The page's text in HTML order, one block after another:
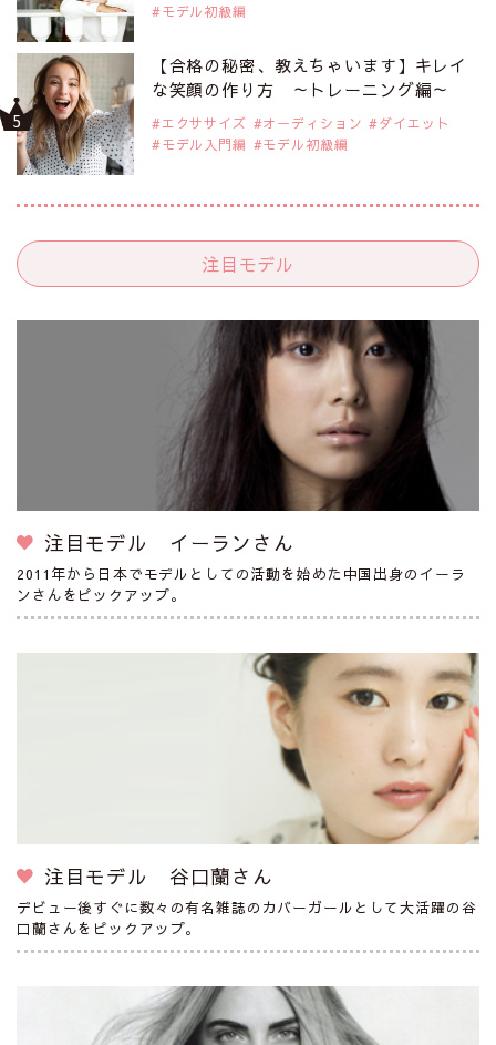
モデル初級編
【合格の秘密、教えちゃいます】キレイ
な笑顔の作り方 ～トレーニング編～
エクササイズ オーディション
ダイエット
モデル入門編
モデル初級編
注目モデル
注目モデル イーランさん
2011年から日本でモデルとしての活動を始めた中国出身のイーラ
ンさんをピックアップ。
注目モデル 谷口蘭さん
デビュー後すぐに数々の有名雑誌のカバーガールとして大活躍の谷
口蘭さんをピックアップ。